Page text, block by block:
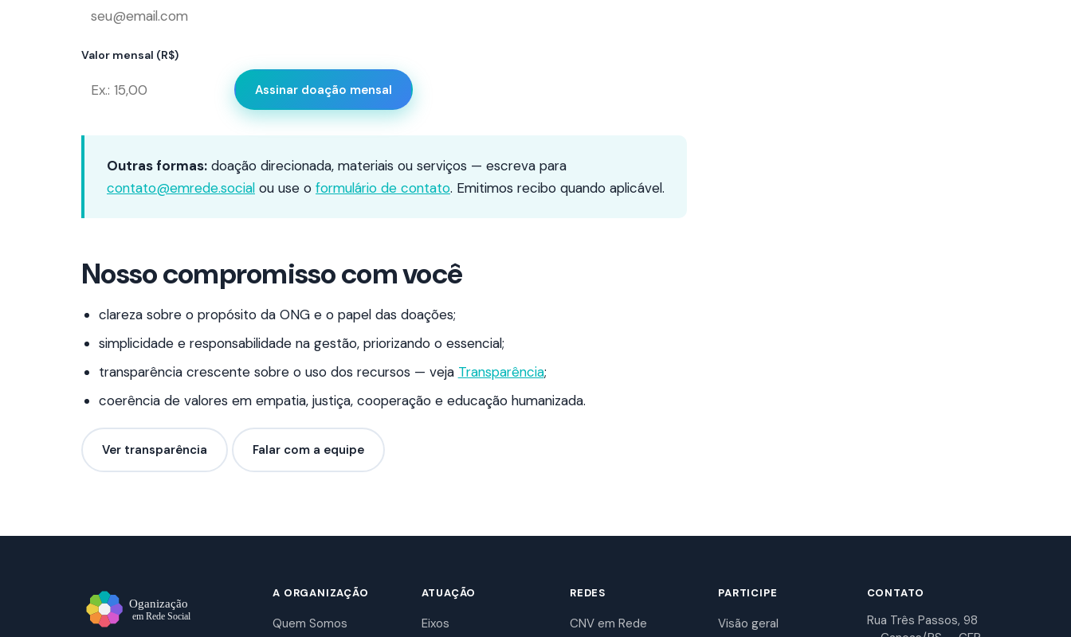
Valor mensal (R$)
Assinar doação mensal
Outras formas: doação direcionada, materiais ou serviços — escreva para
contato@emrede.social ou use o formulário de contato. Emitimos recibo quando aplicável.
Nosso compromisso com você
clareza sobre o propósito da ONG e o papel das doações;
simplicidade e responsabilidade na gestão, priorizando o essencial;
transparência crescente sobre o uso dos recursos — veja Transparência;
coerência de valores em empatia, justiça, cooperação e educação humanizada.
Ver transparência Falar com a equipe
A ORGANIZAÇÃO
Quem Somos
ATUAÇÃO
Eixos
REDES
CNV em Rede
PARTICIPE
Visão geral
CONTATO
Rua Três Passos, 98